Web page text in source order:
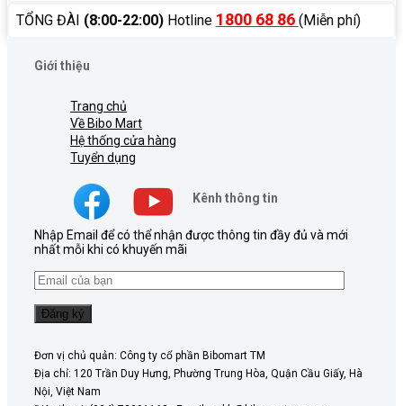
TỔNG ĐÀI (8:00-22:00)Hotline 1800 68 86 (Miễn phí)
Giới thiệu
Trang chủ
Về Bibo Mart
Hệ thống cửa hàng
Tuyển dụng
Kênh thông tin
Nhập Email để có thể nhận được thông tin đầy đủ và mới
nhất mỗi khi có khuyến mãi
Đơn vị chủ quản: Công ty cổ phần Bibomart TM
Địa chỉ: 120 Trần Duy Hưng, Phường Trung Hòa, Quận Cầu Giấy, Hà
Nội, Việt Nam